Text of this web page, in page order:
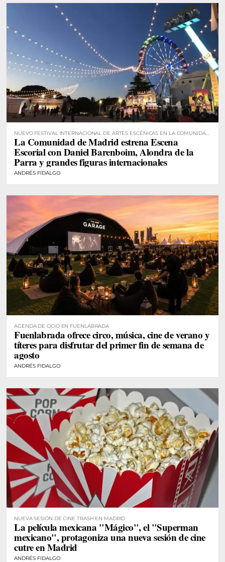
NUEVO FESTIVAL INTERNACIONAL DE ARTES ESCÉNICAS EN LA COMUNIDAD
DE MADRID
La Comunidad de Madrid estrena Escena
Escorial con Daniel Barenboim, Alondra de la
Parra y grandes figuras internacionales
ANDRÉS FIDALGO
AGENDA DE OCIO EN FUENLABRADA
Fuenlabrada ofrece circo, música, cine de verano y
títeres para disfrutar del primer fin de semana de
agosto
ANDRÉS FIDALGO
NUEVA SESIÓN DE CINE TRASH EN MADRID
La película mexicana "Mágico", el "Superman
mexicano", protagoniza una nueva sesión de cine
cutre en Madrid
ANDRÉS FIDALGO